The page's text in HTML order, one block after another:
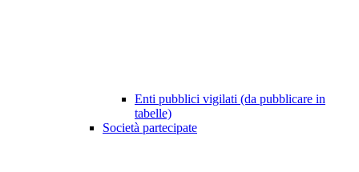
Enti pubblici vigilati (da pubblicare in
tabelle)
Società partecipate